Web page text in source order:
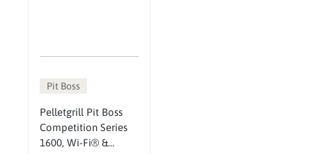
Pit Boss
Pelletgrill Pit Boss
Competition Series
1600, Wi-Fi® &